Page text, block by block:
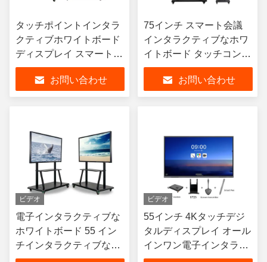
タッチポイントインタラ
クティブホワイトボード
ディスプレイ スマートデ
ジタルインタラクティブ
フラットパネル
お問い合わせ
75インチ スマート会議
インタラクティブなホワ
イトボード タッチコント
ロール 教室 デジタルホ
ワイトボードお問い合わせ
ビデオ
電子インタラクティブな
ホワイトボード 55 イン
チインタラクティブな
Lcdタッチスクリーン ス
ビデオ
55インチ 4Kタッチデジ
タルディスプレイ オール
インワン電子インタラク
ティブボード